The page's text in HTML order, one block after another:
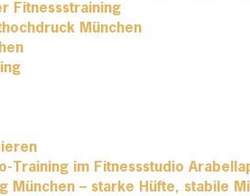
Fitnessstraining
München
Training im Fitnessstudio
München – starke Hüfte, stabile